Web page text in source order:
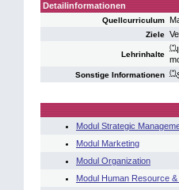
Detailinformationen
Quellcurriculum
Ziele
Lehrinhalte
(*)
Sonstige Informationen (*)
Modul Strategic
Modul Marketing
Modul Organization
Modul Human Resource